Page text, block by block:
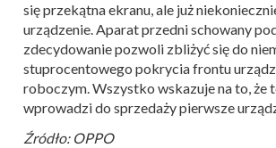
się przekątna ekranu, ale już
urządzenie. Aparat przedni schowany
zdecydowanie pozwoli zbliżyć się do
stuprocentowego pokrycia frontu
roboczym. Wszystko wskazuje na to, że
wprowadzi do sprzedaży pierwsze
Źródło: OPPO